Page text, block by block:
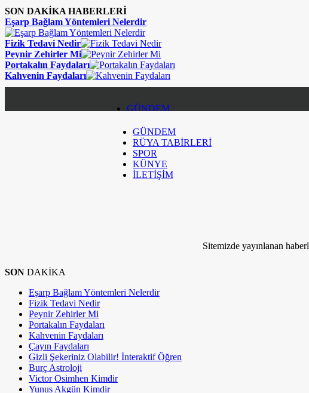
SON DAKİKA HABERLERİ
Eşarp Bağlam Yöntemleri Nelerdir
Fizik Tedavi Nedir
Peynir Zehirler Mi
Portakalın Faydaları
Kahvenin Faydaları
GÜNDEM
RÜYA TABİRLERİ
SPOR
KÜNYE
GÜNDEM
RÜYA TABİRLERİ
SPOR
KÜNYE
İLETİŞİM
Sitemizde yayınlanan
SON DAKİKA
Eşarp Bağlam Yöntemleri Nelerdir
Fizik Tedavi Nedir
Peynir Zehirler Mi
Portakalın Faydaları
Kahvenin Faydaları
Çayın Faydaları
Gizli Şekeriniz Olabilir! İnteraktif Öğren
Burç Astroloji
Victor Osimhen Kimdir
Yunus Akgün Kimdir